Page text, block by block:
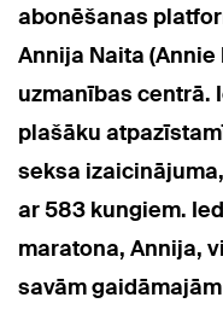
abonēšanas
Annija Naita
uzmanības centrā.
plašāku
seksa
ar 583 kungiem.
maratona, Annija,
savām